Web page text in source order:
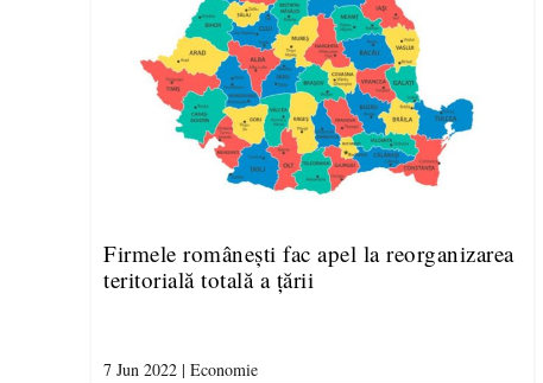
Firmele românești fac apel la reorganizarea
teritorială totală a țării
7 Jun 2022 |Economie